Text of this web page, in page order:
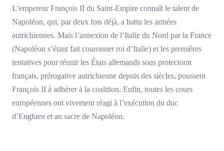
L’empereur François II du Saint-Empire connaît le talent de
Napoléon, qui, par deux fois déjà, a battu les armées
autrichiennes. Mais l’annexion de l’Italie du Nord par la France
(Napoléon s’étant fait couronner roi d’Italie) et les premières
tentatives pour réunir les États allemands sous protectorat
français, prérogative autrichienne depuis des siècles, poussent
François II à adhérer à la coalition. Enfin, toutes les cours
européennes ont vivement réagi à l’exécution du duc
d’Enghien et au sacre de Napoléon.